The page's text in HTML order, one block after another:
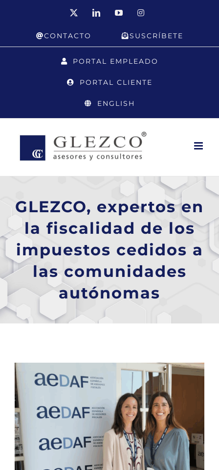
LinkedInYouTubeInstagram
CONTACTO SUSCRÍBETE
PORTAL EMPLEADO
PORTAL CLIENTE
ENGLISH
GLEZCO, expertos en
la fiscalidad de los
impuestos cedidos a
las comunidades
autónomas
Ver
imagen
más
grande